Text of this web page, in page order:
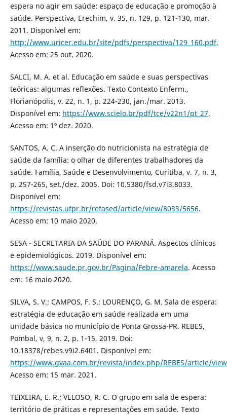
espera no agir em saúde: espaço de educação e promoção à
saúde. Perspectiva, Erechim, v. 35, n. 129, p. 121-130, mar.
2011. Disponível em:
http://www.uricer.edu.br/site/pdfs/perspectiva/129_160.pdf.
Acesso em: 25 out. 2020.
SALCI, M. A. et al. Educação em saúde e suas perspectivas
teóricas: algumas reflexões. Texto Contexto Enferm.,
Florianópolis, v. 22, n. 1, p. 224-230, jan./mar. 2013.
Disponível em: https://www.scielo.br/pdf/tce/v22n1/pt_27.
Acesso em: 1º dez. 2020.
SANTOS, A. C. A inserção do nutricionista na estratégia de
saúde da família: o olhar de diferentes trabalhadores da
saúde. Família, Saúde e Desenvolvimento, Curitiba, v. 7, n. 3,
p. 257-265, set./dez. 2005. Doi: 10.5380/fsd.v7i3.8033.
Disponível em:
https://revistas.ufpr.br/refased/article/view/8033/5656.
Acesso em: 10 maio 2020.
SESA - SECRETARIA DA SAÚDE DO PARANÁ. Aspectos clínicos
e epidemiológicos. 2019. Disponível em:
https://www.saude.pr.gov.br/Pagina/Febre-amarela. Acesso
em: 16 maio 2020.
SILVA, S. V.; CAMPOS, F. S.; LOURENÇO, G. M. Sala de espera:
estratégia de educação em saúde realizada em uma
unidade básica no município de Ponta Grossa-PR. REBES,
Pombal, v, 9, n. 2, p. 1-15, 2019. Doi:
10.18378/rebes.v9i2.6401. Disponível em:
https://www.gvaa.com.br/revista/index.php/REBES/article/
Acesso em: 15 mar. 2021.
TEIXEIRA, E. R.; VELOSO, R. C. O grupo em sala de espera:
território de práticas e representações em saúde. Texto